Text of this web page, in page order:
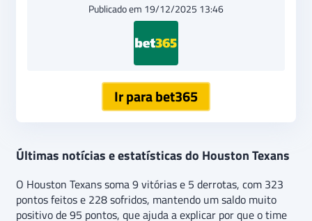
Publicado em 19/12/2025 13:46
Ir para bet365
Últimas notícias e estatísticas do Houston Texans
O Houston Texans soma 9 vitórias e 5 derrotas, com 323
pontos feitos e 228 sofridos, mantendo um saldo muito
positivo de 95 pontos, que ajuda a explicar por que o time